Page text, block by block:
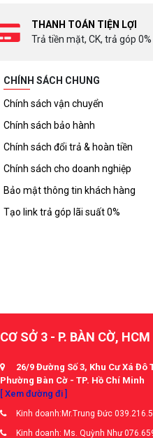
THANH TOÁN TIỆN LỢI
Trả tiền mặt, CK, trả góp 0%
CHÍNH SÁCH CHUNG
Chính sách vận chuyển
Chính sách bảo hành
Chính sách đổi trả & hoàn tiền
Chính sách cho doanh nghiệp
Bảo mật thông tin khách hàng
Tạo link trả góp lãi suất 0%
CƠ SỞ 3 - P. BÀN CỜ, HCM
26/9 Đường Số 3, Khu Cư Xá Đô
Phường Bàn Cờ - TP. Hồ Chí Minh
[ Xem đường đi ]
Kinh doanh:Mr.Trung Đức
Kinh doanh: Ms. Quỳnh Như